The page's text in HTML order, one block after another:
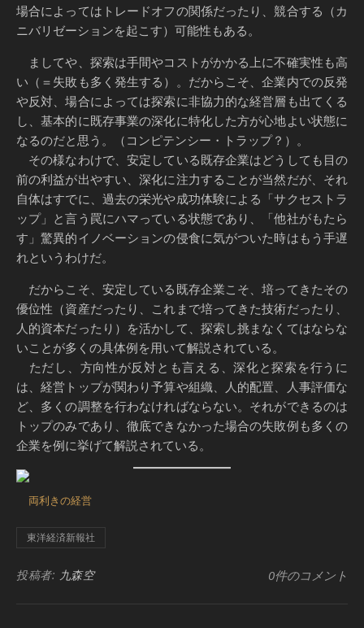
場合によってはトレードオフの関係だったり、競合する（カ
ニバリゼーションを起こす）可能性もある。
ましてや、探索は手間やコストがかかる上に不確実性も高
い（＝失敗も多く発生する）。だからこそ、企業内での反発
や反対、場合によっては探索に非協力的な経営層も出てくる
し、基本的に既存事業の深化に特化した方が心地よい状態に
なるのだと思う。（コンピテンシー・トラップ？）。
その様なわけで、安定している既存企業はどうしても目の
前の利益が出やすい、深化に注力することが当然だが、それ
自体はすでに、過去の栄光や成功体験による「サクセストラ
ップ」と言う罠にハマっている状態であり、「他社がもたら
す」驚異的イノベーションの侵食に気がついた時はもう手遅
れというわけだ。
だからこそ、安定している既存企業こそ、培ってきたその
優位性（資産だったり、これまで培ってきた技術だったり、
人的資本だったり）を活かして、探索し挑まなくてはならな
いことが多くの具体例を用いて解説されている。
ただし、方向性が反対とも言える、深化と探索を行うに
は、経営トップが関わり予算や組織、人的配置、人事評価な
ど、多くの調整を行わなければならない。それができるのは
トップのみであり、徹底できなかった場合の失敗例も多くの
企業を例に挙げて解説されている。
両利きの経営
東洋経済新報社
投稿者: 九森空 0件のコメント